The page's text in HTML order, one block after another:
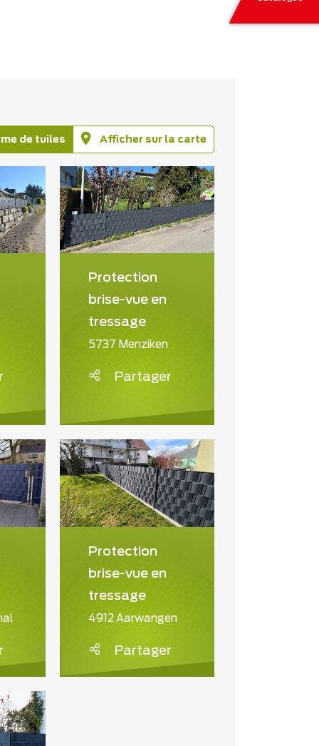
de tuiles Afficher sur la carte
Protection
brise-vue en
tressage
5737 Menziken
Partager
Protection
brise-vue en
tressage
4912 Aarwangen
Partager